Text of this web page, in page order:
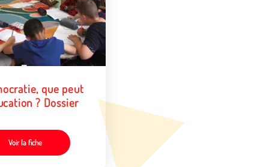
que peut
? Dossier
Voir la fiche